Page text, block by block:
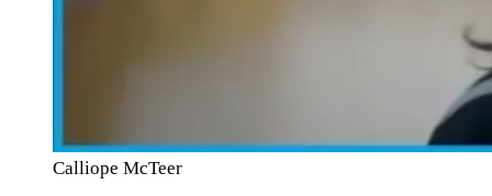
Calliope McTeer